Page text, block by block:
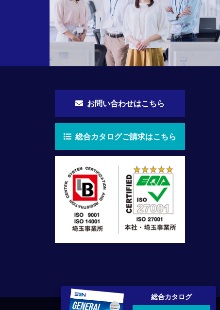
お問い合わせはこちら
総合カタログご請求はこちら
総合カタログ